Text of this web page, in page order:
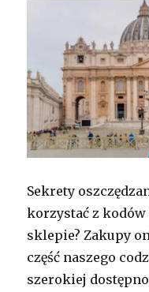
Sekrety
korzystać z
sklepie? Zakupy
część naszego
szerokiej